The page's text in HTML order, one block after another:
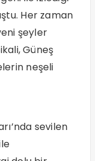
Her zaman
şeyler
Güneş
neşeli
sevilen